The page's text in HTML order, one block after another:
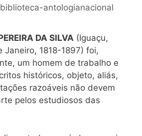
biblioteca-antologianacional
DA SILVA (Iguaçu,
Janeiro, 1818-1897) foi,
um homem de trabalho e
históricos, objeto, aliás,
razoáveis não devem
pelos estudiosos das